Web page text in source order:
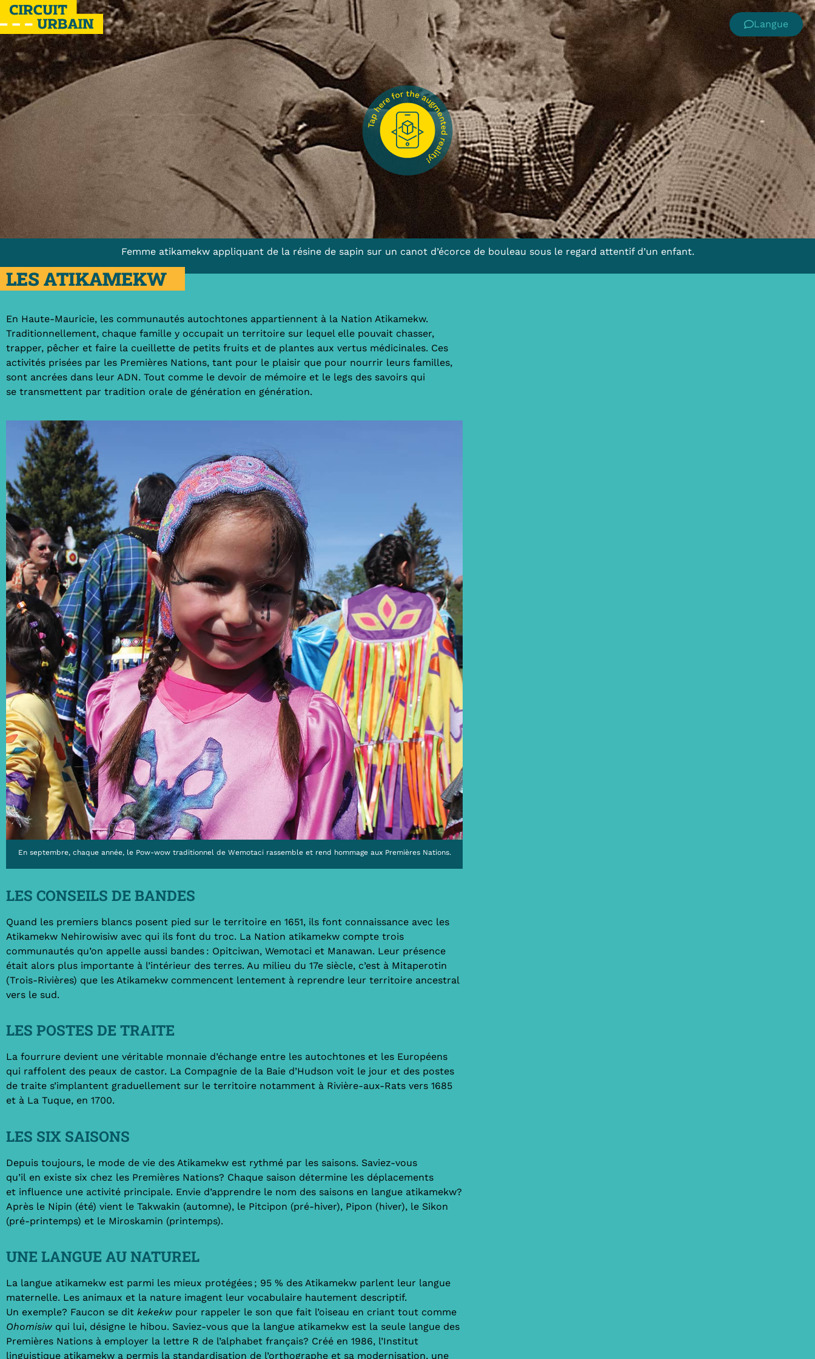
Langue
Femme atikamekw appliquant de la résine de sapin sur un canot d’écorce de bouleau sous le regard attentif d’un enfant.
LES ATIKAMEKW
En Haute-Mauricie, les communautés autochtones appartiennent à la Nation Atikamekw.
Traditionnellement, chaque famille y occupait un territoire sur lequel elle pouvait chasser,
trapper, pêcher et faire la cueillette de petits fruits et de plantes aux vertus médicinales. Ces
activités prisées par les Premières Nations, tant pour le plaisir que pour nourrir leurs familles,
sont ancrées dans leur ADN. Tout comme le devoir de mémoire et le legs des savoirs qui
se transmettent par tradition orale de génération en génération.
En septembre, chaque année, le Pow-wow traditionnel de Wemotaci rassemble et rend hommage aux Premières Nations.
LES CONSEILS DE BANDES
Quand les premiers blancs posent pied sur le territoire en 1651, ils font connaissance avec les
Atikamekw Nehirowisiw avec qui ils font du troc. La Nation atikamekw compte trois
communautés qu’on appelle aussi bandes : Opitciwan, Wemotaci et Manawan. Leur présence
était alors plus importante à l’intérieur des terres. Au milieu du 17e siècle, c’est à Mitaperotin
(Trois-Rivières) que les Atikamekw commencent lentement à reprendre leur territoire ancestral
vers le sud.
LES POSTES DE TRAITE
La fourrure devient une véritable monnaie d’échange entre les autochtones et les Européens
qui raffolent des peaux de castor. La Compagnie de la Baie d’Hudson voit le jour et des postes
de traite s’implantent graduellement sur le territoire notamment à Rivière-aux-Rats vers 1685
et à La Tuque, en 1700.
LES SIX SAISONS
Depuis toujours, le mode de vie des Atikamekw est rythmé par les saisons. Saviez-vous
qu’il en existe six chez les Premières Nations? Chaque saison détermine les déplacements
et influence une activité principale. Envie d’apprendre le nom des saisons en langue atikamekw?
Après le Nipin (été) vient le Takwakin (automne), le Pitcipon (pré-hiver), Pipon (hiver), le Sikon
(pré-printemps) et le Miroskamin (printemps).
UNE LANGUE AU NATUREL
La langue atikamekw est parmi les mieux protégées ; 95 % des Atikamekw parlent leur langue
maternelle. Les animaux et la nature imagent leur vocabulaire hautement descriptif.
Un exemple? Faucon se dit kekekw pour rappeler le son que fait l’oiseau en criant tout comme
Ohomisiw qui lui, désigne le hibou. Saviez-vous que la langue atikamekw est la seule langue des
Premières Nations à employer la lettre R de l’alphabet français? Créé en 1986, l’Institut
linguistique atikamekw a permis la standardisation de l’orthographe et sa modernisation, une